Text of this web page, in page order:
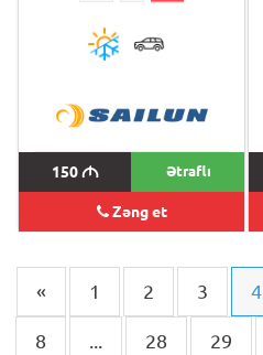
150M Ətraflı
Zəng et
« 1 2 3 4
8 ... 28 29